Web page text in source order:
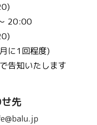
20:00
に1回程度)
告知いたします
先